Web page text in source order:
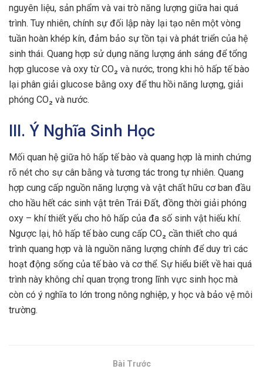
nguyên liệu, sản phẩm và vai trò năng lượng giữa hai quá
trình. Tuy nhiên, chính sự đối lập này lại tạo nên một vòng
tuần hoàn khép kín, đảm bảo sự tồn tại và phát triển của hệ
sinh thái. Quang hợp sử dụng năng lượng ánh sáng để tổng
hợp glucose và oxy từ CO₂ và nước, trong khi hô hấp tế bào
lại phân giải glucose bằng oxy để thu hồi năng lượng, giải
phóng CO₂ và nước.
III. Ý Nghĩa Sinh Học
Mối quan hệ giữa hô hấp tế bào và quang hợp là minh chứng
rõ nét cho sự cân bằng và tương tác trong tự nhiên. Quang
hợp cung cấp nguồn năng lượng và vật chất hữu cơ ban đầu
cho hầu hết các sinh vật trên Trái Đất, đồng thời giải phóng
oxy – khí thiết yếu cho hô hấp của đa số sinh vật hiếu khí.
Ngược lại, hô hấp tế bào cung cấp CO₂ cần thiết cho quá
trình quang hợp và là nguồn năng lượng chính để duy trì các
hoạt động sống của tế bào và cơ thể. Sự hiểu biết về hai quá
trình này không chỉ quan trọng trong lĩnh vực sinh học mà
còn có ý nghĩa to lớn trong nông nghiệp, y học và bảo vệ môi
trường.
Bài Trước